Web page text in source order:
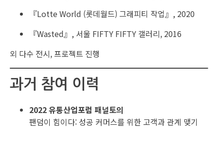
『Lotte World (롯데월드) 그래피티 작업』, 2020
『Wasted』, 서울 FIFTY FIFTY 갤러리, 2016
외 다수 전시, 프로젝트 진행
과거 참여 이력
2022 유통산업포럼 패널토의
팬덤이 힘이다: 성공 커머스를 위한 고객과 관계 맺기